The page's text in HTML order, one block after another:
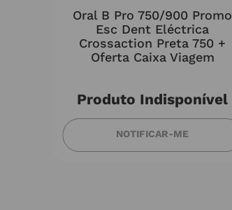
Oral B Pro 750/900 Promo
Esc Dent Eléctrica
Crossaction Preta 750 +
Oferta Caixa Viagem
Produto Indisponível
NOTIFICAR-ME